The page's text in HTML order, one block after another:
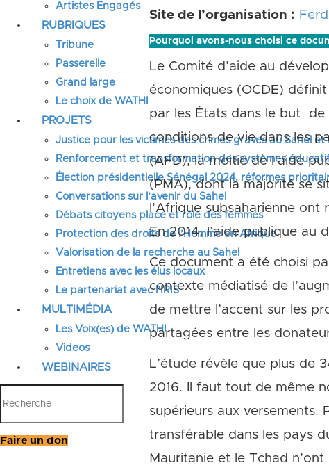
Artistes Engagés
RUBRIQUES
Tribune
Passerelle
Grand large
Le choix de WATHI
PROJETS
Justice pour les victimes des crimes graves au Sahel
Renforcement et transformation des systèmes
Élection présidentielle Sénégal 2024, réformes
Conversations sur l’avenir du Sahel
Débats citoyens place et rôle des femmes
Protection des droits de l’Homme en Afrique
Valorisation de la recherche au Sahel
Entretiens avec les élus locaux
Le partenariat avec l’IRIS
MULTIMÉDIA
Les Voix(es) de WATHI
Videos
WEBINAIRES
Faire un don
Site de l’organisation :
Pourquoi avons-nous choisi ce
Le Comité d’aide au
économiques (OCDE)
par les États dans le but de
conditions de vie dans les
(AFD), la moitié de l’aide
(PMA), dont la majorité se
l’Afrique subsaharienne
En 2014, l’aide publique au
Ce document a été choisi
contexte médiatisé de
de mettre l’accent sur les
partagées entre les
L’étude révèle que plus de
2016. Il faut tout de même
supérieurs aux versements.
transférable dans les pays
Mauritanie et le Tchad